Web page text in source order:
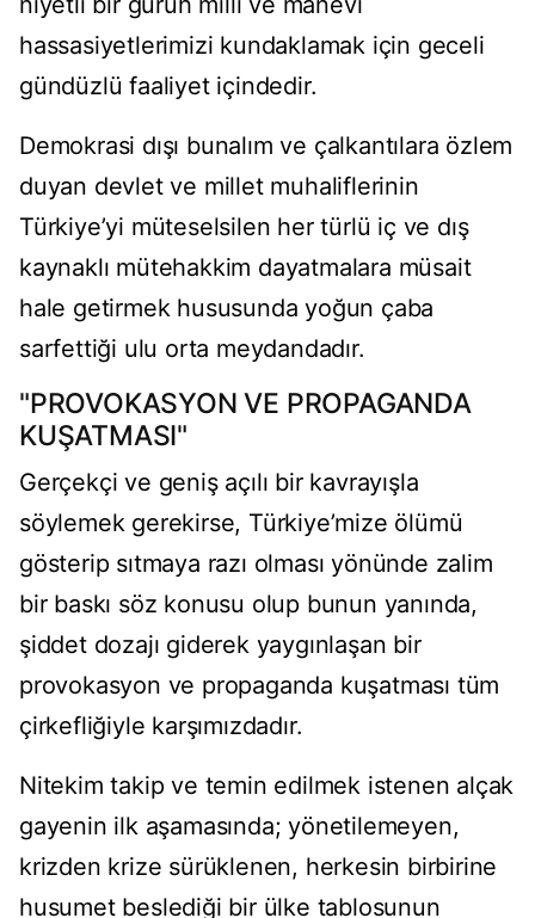
hassasiyetlerimizi kundaklamak için geceli
gündüzlü faaliyet içindedir.
Demokrasi dışı bunalım ve çalkantılara özlem
duyan devlet ve millet muhaliflerinin
Türkiye’yi müteselsilen her türlü iç ve dış
kaynaklı mütehakkim dayatmalara müsait
hale getirmek hususunda yoğun çaba
sarfettiği ulu orta meydandadır.
"PROVOKASYON VE PROPAGANDA
KUŞATMASI"
Gerçekçi ve geniş açılı bir kavrayışla
söylemek gerekirse, Türkiye’mize ölümü
gösterip sıtmaya razı olması yönünde zalim
bir baskı söz konusu olup bunun yanında,
şiddet dozajı giderek yaygınlaşan bir
provokasyon ve propaganda kuşatması tüm
çirkefliğiyle karşımızdadır.
Nitekim takip ve temin edilmek istenen alçak
gayenin ilk aşamasında; yönetilemeyen,
krizden krize sürüklenen, herkesin birbirine
husumet beslediği bir ülke tablosunun